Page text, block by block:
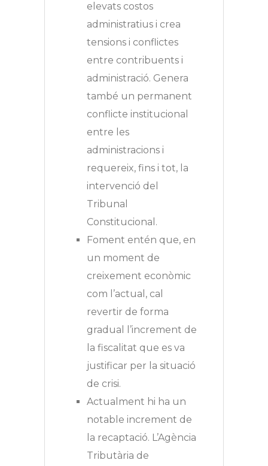
elevats costos
administratius i crea
tensions i conflictes
entre contribuents i
administració. Genera
també un permanent
conflicte institucional
entre les
administracions i
requereix, fins i tot, la
intervenció del
Tribunal
Constitucional.
Foment entén que, en
un moment de
creixement econòmic
com l’actual, cal
revertir de forma
gradual l’increment de
la fiscalitat que es va
justificar per la situació
de crisi.
Actualment hi ha un
notable increment de
la recaptació. L’Agència
Tributària de